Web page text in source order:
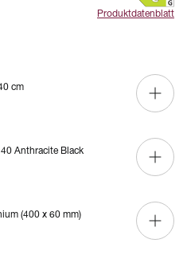
Produktdatenblatt
cm
Anthracite Black
(400 x 60 mm)